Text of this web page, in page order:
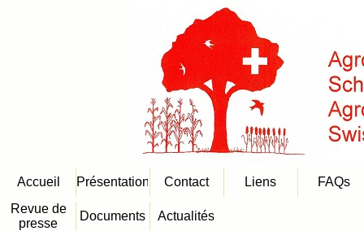
Accueil Présentation Contact Liens
FAQs
Revue de
presse
Documents Actualités